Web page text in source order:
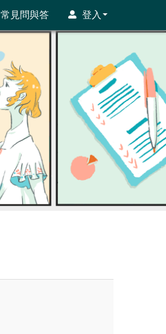
常見問與答 登入